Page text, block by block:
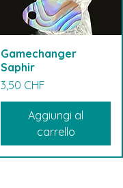
Gamechanger
Saphir
Prezzo
3,50 CHF
Aggiungi al
carrello